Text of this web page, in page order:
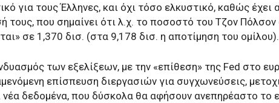
για τους Έλληνες, και όχι τόσο ελκυστικό, καθώς έχει
τους, που σημαίνει ότι λ.χ. το ποσοστό του Τζον
σε 1,370 δισ. (στα 9,178 δισ. η αποτίμηση του ομίλου).
των εξελίξεων, με την «επίθεση» της Fed στο
επίσπευση διεργασιών για συγχωνεύσεις,
νέα δεδομένα, που δύσκολα θα αφήσουν ανεπηρέαστο το